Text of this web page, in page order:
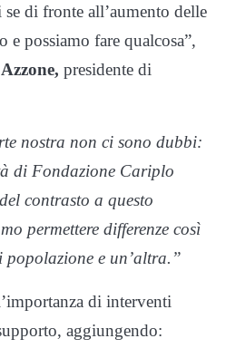
di fronte all’aumento delle
possiamo fare qualcosa”,
presidente di
nostra non ci sono dubbi:
di Fondazione Cariplo
contrasto a questo
permettere differenze così
e un’altra.”
di interventi
aggiungendo: